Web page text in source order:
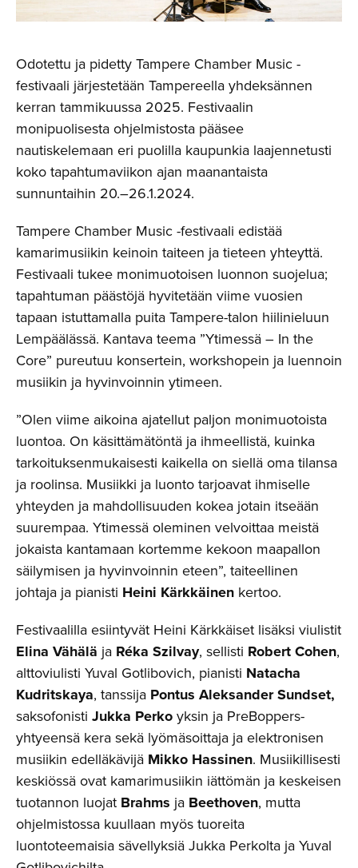
Odotettu ja pidetty Tampere Chamber Music -
festivaali järjestetään Tampereella yhdeksännen
kerran tammikuussa 2025. Festivaalin
monipuolisesta ohjelmistosta pääsee
nautiskelemaan eri puolilla kaupunkia laajennetusti
koko tapahtumaviikon ajan maanantaista
sunnuntaihin 20.–26.1.2024.
Tampere Chamber Music -festivaali edistää
kamarimusiikin keinoin taiteen ja tieteen yhteyttä.
Festivaali tukee monimuotoisen luonnon suojelua;
tapahtuman päästöjä hyvitetään viime vuosien
tapaan istuttamalla puita Tampere-talon hiilinieluun
Lempäälässä. Kantava teema ”Ytimessä – In the
Core” pureutuu konsertein, workshopein ja luennoin
musiikin ja hyvinvoinnin ytimeen.
”Olen viime aikoina ajatellut paljon monimuotoista
luontoa. On käsittämätöntä ja ihmeellistä, kuinka
tarkoituksenmukaisesti kaikella on siellä oma tilansa
ja roolinsa. Musiikki ja luonto tarjoavat ihmiselle
yhteyden ja mahdollisuuden kokea jotain itseään
suurempaa. Ytimessä oleminen velvoittaa meistä
jokaista kantamaan kortemme kekoon maapallon
säilymisen ja hyvinvoinnin eteen”, taiteellinen
johtaja ja pianisti Heini Kärkkäinen kertoo.
Festivaalilla esiintyvät Heini Kärkkäiset lisäksi viulistit
Elina Vähälä ja Réka Szilvay, sellisti Robert Cohen,
alttoviulisti Yuval Gotlibovich, pianisti Natacha
Kudritskaya, tanssija Pontus Aleksander Sundset,
saksofonisti Jukka Perkoyksin ja PreBoppers-
yhtyeensä kera sekä lyömäsoittaja ja elektronisen
musiikin edelläkävijä Mikko Hassinen. Musiikillisesti
keskiössä ovat kamarimusiikin iättömän ja keskeisen
tuotannon luojat Brahms ja Beethoven, mutta
ohjelmistossa kuullaan myös tuoreita
luontoteemaisia sävellyksiä Jukka Perkolta ja Yuval